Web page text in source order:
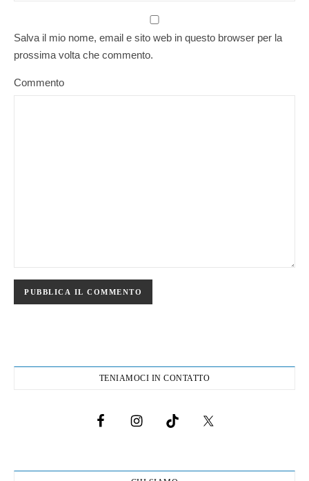
Salva il mio nome, email e sito web in questo browser per la
prossima volta che commento.
Commento
TENIAMOCI IN CONTATTO